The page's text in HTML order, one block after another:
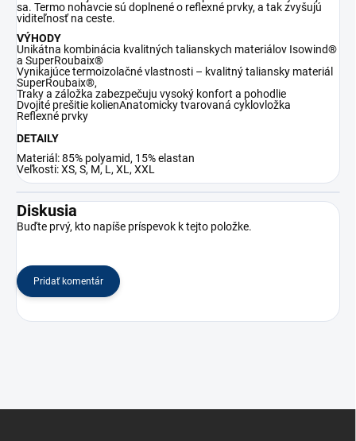
sa. Termo nohavcie sú doplnené o reflexné prvky, a tak zvyšujú
viditeľnosť na ceste.
VÝHODY
Unikátna kombinácia kvalitných talianskych materiálov Isowind®
a SuperRoubaix®
Vynikajúce termoizolačné vlastnosti – kvalitný taliansky materiál
SuperRoubaix®,
Traky a záložka zabezpečuju vysoký konfort a pohodlie
Dvojité prešitie kolienAnatomicky tvarovaná cyklovložka
Reflexné prvky
DETAILY
Materiál: 85% polyamid, 15% elastan
Veľkosti: XS, S, M, L, XL, XXL
Diskusia
Buďte prvý, kto napíše príspevok k tejto položke.
Pridať komentár